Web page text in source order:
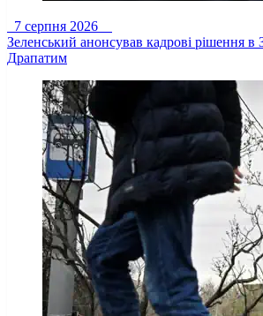
7 серпня 2026
Зеленський анонсував кадрові рішення в
Драпатим